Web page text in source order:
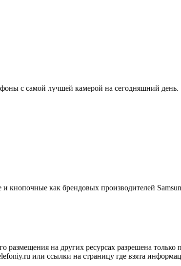
с самой лучшей камерой на сегодняшний день.
кнопочные как брендовых производителей
на других ресурсах разрешена только
или ссылки на страницу где взята